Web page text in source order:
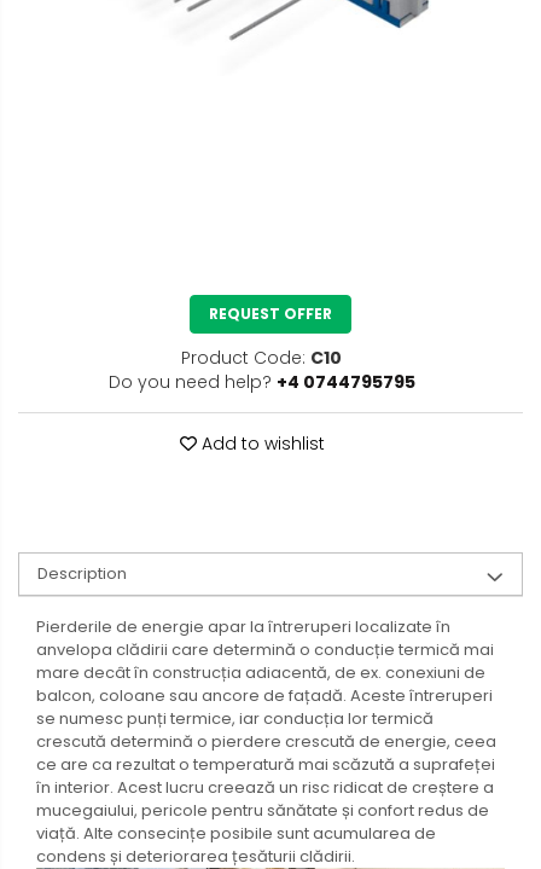
REQUEST OFFER
Product Code: C10
Do you need help? +4 0744795795
Add to wishlist
Description
Pierderile de energie apar la întreruperi localizate în
anvelopa clădirii care determină o conducție termică mai
mare decât în ​​construcția adiacentă, de ex. conexiuni de
balcon, coloane sau ancore de fațadă. Aceste întreruperi
se numesc punți termice, iar conducția lor termică
crescută determină o pierdere crescută de energie, ceea
ce are ca rezultat o temperatură mai scăzută a suprafeței
în interior. Acest lucru creează un risc ridicat de creștere a
mucegaiului, pericole pentru sănătate și confort redus de
viață. Alte consecințe posibile sunt acumularea de
condens și deteriorarea țesăturii clădirii.